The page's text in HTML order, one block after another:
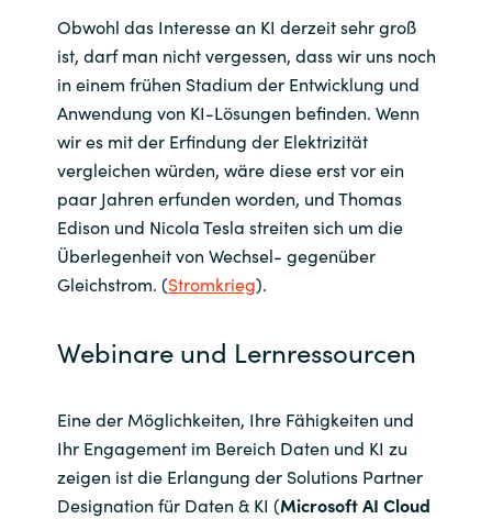
Obwohl das Interesse an KI derzeit sehr groß
ist, darf man nicht vergessen, dass wir uns noch
in einem frühen Stadium der Entwicklung und
Anwendung von KI-Lösungen befinden. Wenn
wir es mit der Erfindung der Elektrizität
vergleichen würden, wäre diese erst vor ein
paar Jahren erfunden worden, und Thomas
Edison und Nicola Tesla streiten sich um die
Überlegenheit von Wechsel- gegenüber
Gleichstrom. (Stromkrieg).
Webinare und Lernressourcen
Eine der Möglichkeiten, Ihre Fähigkeiten und
Ihr Engagement im Bereich Daten und KI zu
zeigen ist die Erlangung der Solutions Partner
Designation für Daten & KI (Microsoft AI Cloud